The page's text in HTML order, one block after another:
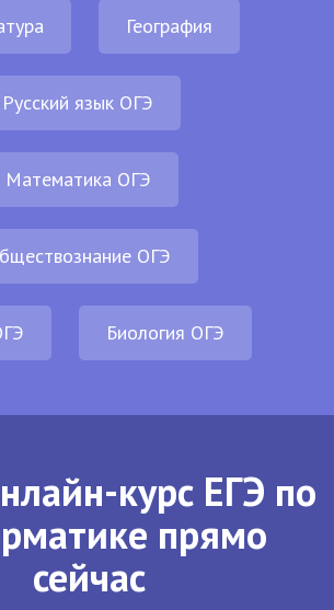
География
Русский язык ОГЭ
Математика ОГЭ
ОГЭ
Биология ОГЭ
курс ЕГЭ по
прямо
сейчас